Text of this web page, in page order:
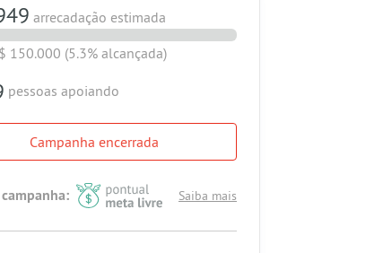
arrecadação estimada
150.000 (5.3% alcançada)
pessoas apoiando
Campanha encerrada
Saiba mais